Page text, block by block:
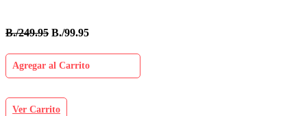
B./249.95 B./99.95
Agregar al Carrito
Ver Carrito